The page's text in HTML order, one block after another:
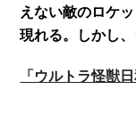
えない敵のロケ
現れる。しかし
「ウルトラ怪獣日